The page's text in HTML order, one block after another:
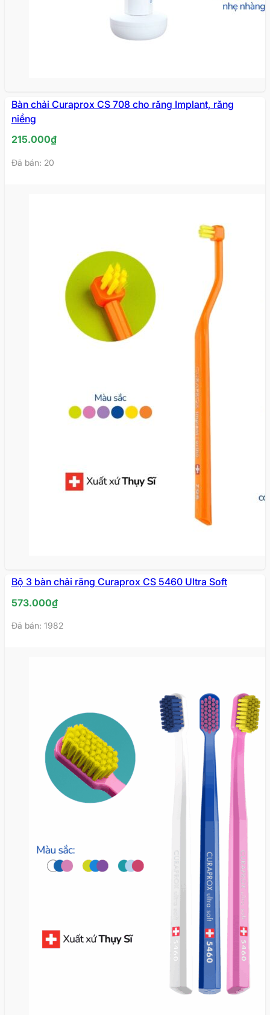
Bàn chải Curaprox CS 708 cho răng Implant, răng
niềng
215.000₫
Đã bán: 20
Bộ 3 bàn chải răng Curaprox CS 5460 Ultra Soft
573.000₫
Đã bán: 1982